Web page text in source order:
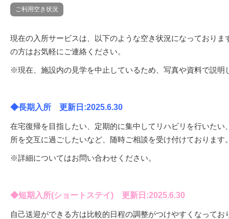
ご利用空き状況
現在の入所サービスは、以下のような空き状況になっておりま
の方はお気軽にご連絡ください。
※現在、施設内の見学を中止しているため、写真や資料で説明
◆長期入所 更新日:2025.6.30
在宅復帰を目指したい、定期的に集中してリハビリを行いたい
所を交互に過ごしたいなど、随時ご相談を受け付けております
※詳細についてはお問い合わせください。
◆短期入所(ショートステイ) 更新日:2025.6.30
自己送迎ができる方は比較的日程の調整がつけやすくなってお